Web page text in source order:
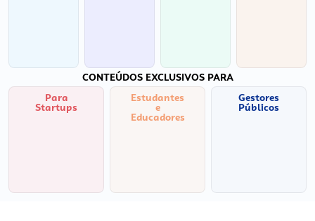
CONTEÚDOS EXCLUSIVOS PARA
Para
Startups
Estudantes
e
Educadores
Gestores
Públicos